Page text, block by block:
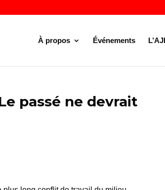
À propos Événements
passé ne devrait